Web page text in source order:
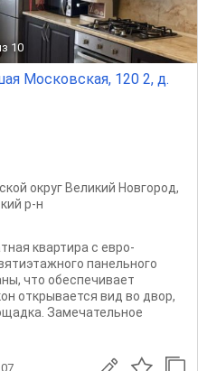
10
Московская, 120 2, д.
округ Великий Новгород,
р-н
квартира с евро-
панельного
что обеспечивает
открывается вид во двор,
Замечательное